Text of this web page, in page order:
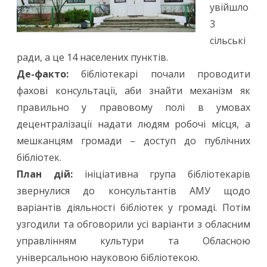
увійшло
3
сільські
ради, а це 14 населених пунктів.
Де-факто: бібліотекарі почали проводити
фахові консультації, аби знайти механізм як
правильно у правовому полі в умовах
децентралізації надати людям робочі місця, а
мешканцям громади – доступ до публічних
бібліотек.
План дій:ініціативна група бібліотекарів
звернулися до консультантів АМУ щодо
варіантів діяльності бібліотек у громаді. Потім
узгодили та обговорили усі варіанти з обласним
управлінням культури та Обласною
універсальною науковою бібліотекою.